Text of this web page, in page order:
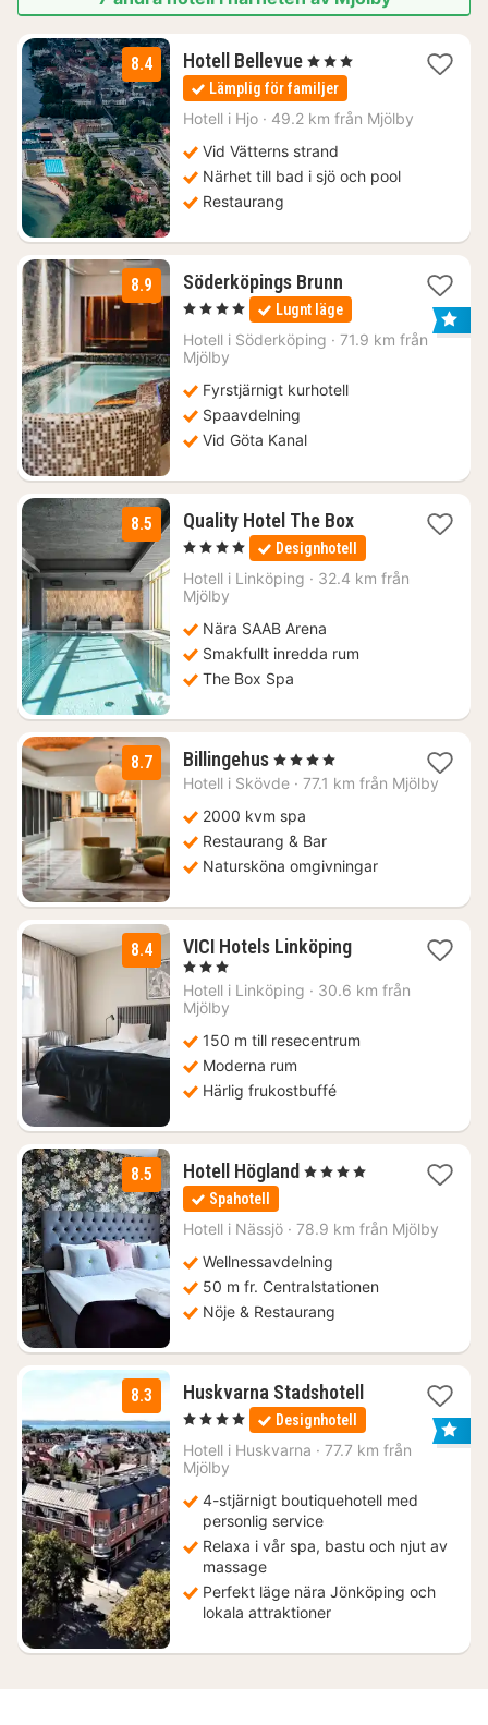
8.4 Hotell Bellevue3
nätter
för
673
, 3 Stjärnor
Lämplig för familjer
Hotell i Hjo · 49.2 km från Mjölby
Vid Vätterns strand
Närhet till bad i sjö och pool
Restaurang
8.9 Söderköpings Brunn3
nätter
för
1040
, 4 Stjärnor Lugnt läge
Hotell i Söderköping · 71.9 km från
Mjölby
Fyrstjärnigt kurhotell
Spaavdelning
Vid Göta Kanal
8.5 Quality Hotel The Box1
natt
från
1290
, 4 Stjärnor Designhotell
Hotell i Linköping · 32.4 km från
Mjölby
Nära SAAB Arena
Smakfullt inredda rum
The Box Spa
8.7 Billingehus2
nätter
1575
kr.
, 4 Stjärnor
Hotell i Skövde · 77.1 km från Mjölby
2000 kvm spa
Restaurang & Bar
Natursköna omgivningar
8.4 VICI Hotels Linköping1
från
, 3 Stjärnor
Hotell i Linköping · 30.6 km från
Mjölby
150 m till resecentrum
Moderna rum
Härlig frukostbuffé
8.5 Hotell Högland 1
1290
, 4 Stjärnor
Spahotell
Hotell i Nässjö · 78.9 km från Mjölby
Wellnessavdelning
50 m fr. Centralstationen
Nöje & Restaurang
8.3 Huskvarna Stadshotell 3
nätter
för
1073
, 4 Stjärnor Designhotell
Hotell i Huskvarna · 77.7 km från
Mjölby
4-stjärnigt boutiquehotell med
personlig service
Relaxa i vår spa, bastu och njut av
massage
Perfekt läge nära Jönköping och
lokala attraktioner